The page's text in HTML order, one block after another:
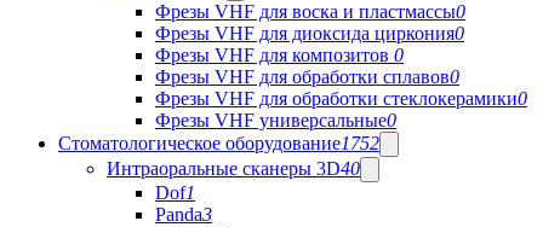
Фрезы VHF для воска и пластмассы0
Фрезы VHF для диоксида циркония0
Фрезы VHF для композитов 0
Фрезы VHF для обработки сплавов0
Фрезы VHF для обработки стеклокерамики0
Фрезы VHF универсальные0
Стоматологическое оборудование1752
Интраоральные сканеры 3D40
Dof1
Panda3